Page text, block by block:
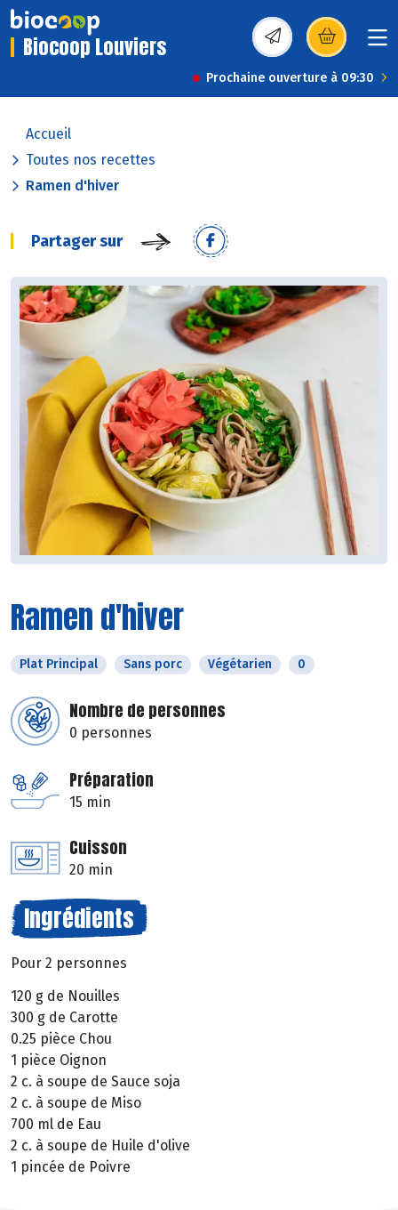
Biocoop Louviers (s’ouvre dans une
Prochaine ouverture à 09:30
Accueil
Toutes nos recettes
Ramen d'hiver
Partager sur
Ramen d'hiver
Plat Principal Sans porc Végétarien 0
Nombre de personnes
0 personnes
Préparation
15 min
Cuisson
20 min
Ingrédients
Pour 2 personnes
120 g de Nouilles
300 g de Carotte
0.25 pièce Chou
1 pièce Oignon
2 c. à soupe de Sauce soja
2 c. à soupe de Miso
700 ml de Eau
2 c. à soupe de Huile d'olive
1 pincée de Poivre